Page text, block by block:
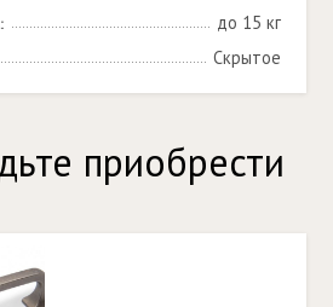
до 15 кг
Скрытое
приобрести